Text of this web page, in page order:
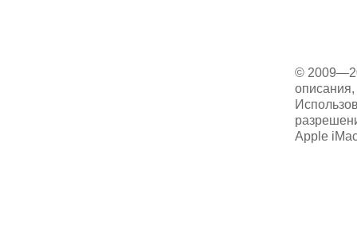
©
описания,
Apple